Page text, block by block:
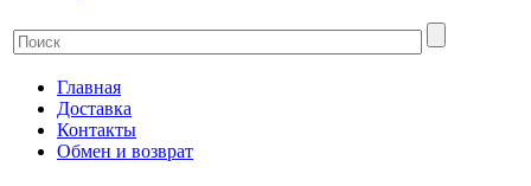
Главная
Доставка
Контакты
Обмен и возврат